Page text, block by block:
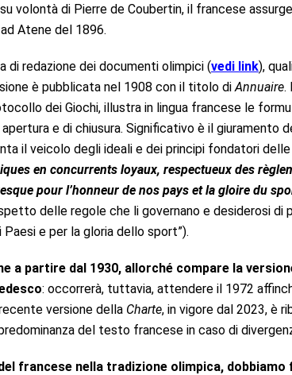
volontà di Pierre de Coubertin, il francese
Atene del 1896.
di redazione dei documenti olimpici (vedi link),
è pubblicata nel 1908 con il titolo di Annuaire.
dei Giochi, illustra in lingua francese le
e di chiusura. Significativo è il
il veicolo degli ideali e dei principi fondatori delle
en concurrents loyaux, respectueux des
pour l’honneur de nos pays et la gloire du
delle regole che li governano e desiderosi di
e per la gloria dello sport”).
a partire dal 1930, allorché compare la
: occorrerà, tuttavia, attendere il 1972
versione della Charte, in vigore dal 2023, è
del testo francese in caso di
francese nella tradizione olimpica,